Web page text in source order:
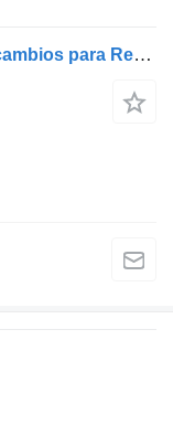
Eaton RTO 11613 30298748 caja de cambios para Renault R-series, Midliner (1979-2000) camión